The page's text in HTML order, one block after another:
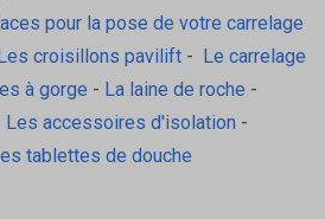
pour la pose de votre carrelage
croisillons pavilift- Le carrelage
à gorge - La laine de roche -
Les accessoires d'isolation -
tablettes de douche